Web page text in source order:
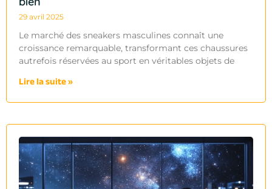
29 avril 2025
Le marché des sneakers masculines connaît une
croissance remarquable, transformant ces chaussures
autrefois réservées au sport en véritables objets de
Lire la suite »